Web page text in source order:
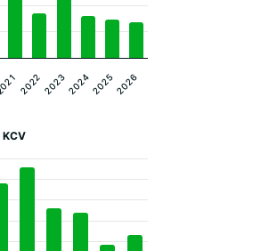
20222023202420252026
KCV